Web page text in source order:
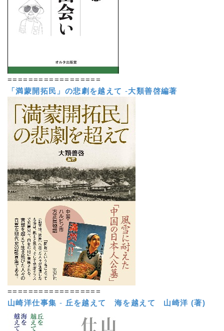
==================
「満蒙開拓民」の悲劇を越えて -大類善啓編著
==================
山崎洋仕事集 - 丘を越えて 海を越えて 山崎洋 (著)